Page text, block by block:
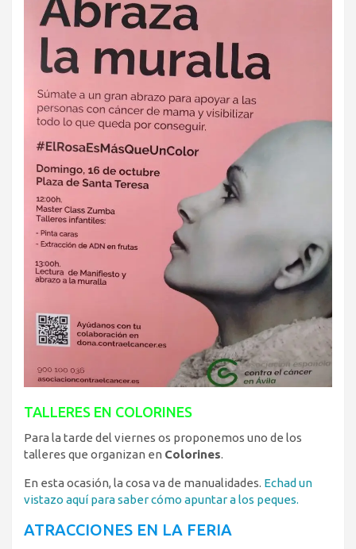
TALLERES EN COLORINES
Para la tarde del viernes os proponemos uno de los
talleres que organizan en Colorines.
En esta ocasión, la cosa va de manualidades. Echad un
vistazo aquí para saber cómo apuntar a los peques.
ATRACCIONES EN LA FERIA